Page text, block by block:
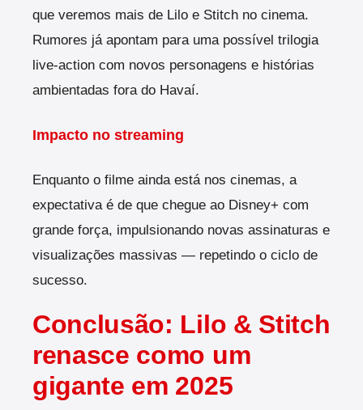
que veremos mais de Lilo e Stitch no cinema.
Rumores já apontam para uma possível trilogia
live-action com novos personagens e histórias
ambientadas fora do Havaí.
Impacto no streaming
Enquanto o filme ainda está nos cinemas, a
expectativa é de que chegue ao Disney+ com
grande força, impulsionando novas assinaturas e
visualizações massivas — repetindo o ciclo de
sucesso.
Conclusão: Lilo & Stitch
renasce como um
gigante em 2025